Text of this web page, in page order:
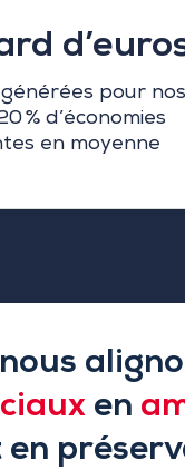
pour nos
% d’économies
en moyenne
en